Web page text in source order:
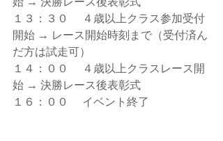
始 → 決勝レース後表彰式
１３：３０ 　４歳以上クラス参加受付
開始 → レース開始時刻まで（受付済ん
だ方は試走可）
１４：００ 　４歳以上クラスレース開
始 → 決勝レース後表彰式
１６：００ 　イベント終了